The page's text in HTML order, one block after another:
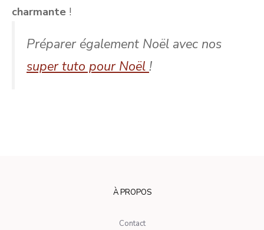
charmante !
Préparer également Noël avec nos
super tuto pour Noël !
À PROPOS
Contact